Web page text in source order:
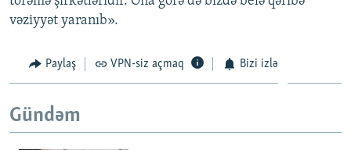
vəziyyət yaranıb».
Paylaş VPN-siz açmaq Bizi izlə
Gündəm